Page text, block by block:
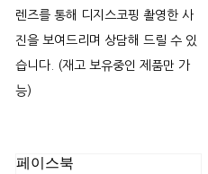
렌즈를 통해 디지스코핑 촬영한 사
진을 보여드리며 상담해 드릴 수 있
습니다. (재고 보유중인 제품만 가
능)
페이스북